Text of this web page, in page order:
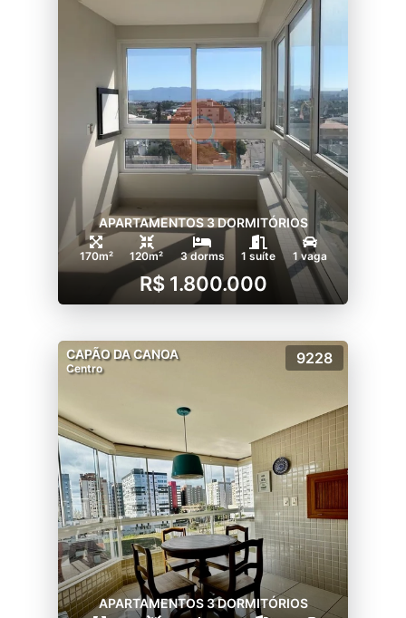
APARTAMENTOS 3 DORMITÓRIOS
170m² 120m² 3 dorms 1 suíte 1 vaga
R$ 1.800.000
CAPÃO DA CANOA
Centro
9228
APARTAMENTOS 3 DORMITÓRIOS